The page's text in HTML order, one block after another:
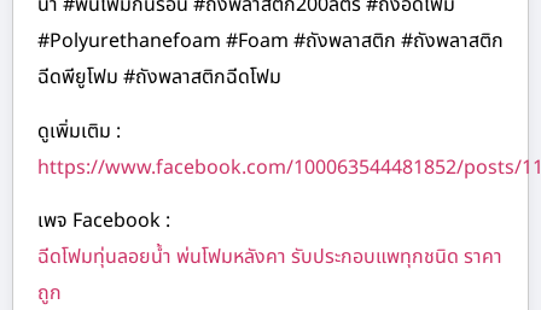
#Polyurethanefoam #Foam #ถังพลาสติก #ถังพลาสติก
ฉีดพียูโฟม #ถังพลาสติกฉีดโฟม
ดูเพิ่มเติม :
https://www.facebook.com/100063544481852/posts/
เพจ Facebook :
ฉีดโฟมทุ่นลอยน้ำ พ่นโฟมหลังคา รับประกอบแพทุกชนิด ราคา
ถูก